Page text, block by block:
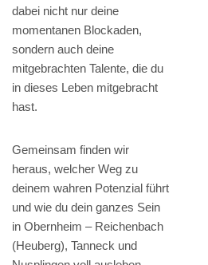
dabei nicht nur deine
momentanen Blockaden,
sondern auch deine
mitgebrachten Talente, die du
in dieses Leben mitgebracht
hast.
Gemeinsam finden wir
heraus, welcher Weg zu
deinem wahren Potenzial führt
und wie du dein ganzes Sein
in Obernheim – Reichenbach
(Heuberg), Tanneck und